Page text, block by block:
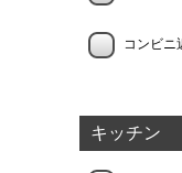
コンビニ
キッチン